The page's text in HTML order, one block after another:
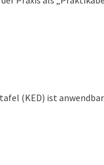
(KED) ist